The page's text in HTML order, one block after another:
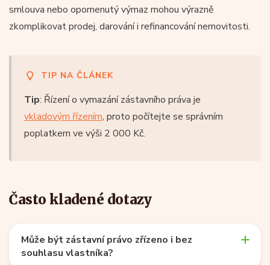
smlouva nebo opomenutý výmaz mohou výrazně
zkomplikovat prodej, darování i refinancování nemovitosti.
TIP NA ČLÁNEK
Tip: Řízení o vymazání zástavního práva je
vkladovým řízením, proto počítejte se správním
poplatkem ve výši 2 000 Kč.
Často kladené dotazy
Může být zástavní právo zřízeno i bez
souhlasu vlastníka?